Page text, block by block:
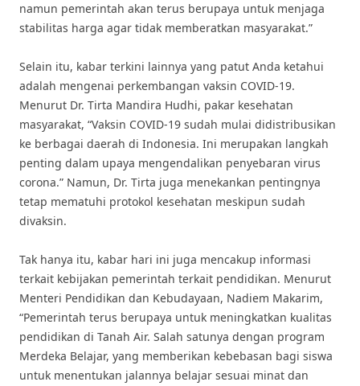
namun pemerintah akan terus berupaya untuk menjaga
stabilitas harga agar tidak memberatkan masyarakat.”
Selain itu, kabar terkini lainnya yang patut Anda ketahui
adalah mengenai perkembangan vaksin COVID-19.
Menurut Dr. Tirta Mandira Hudhi, pakar kesehatan
masyarakat, “Vaksin COVID-19 sudah mulai didistribusikan
ke berbagai daerah di Indonesia. Ini merupakan langkah
penting dalam upaya mengendalikan penyebaran virus
corona.” Namun, Dr. Tirta juga menekankan pentingnya
tetap mematuhi protokol kesehatan meskipun sudah
divaksin.
Tak hanya itu, kabar hari ini juga mencakup informasi
terkait kebijakan pemerintah terkait pendidikan. Menurut
Menteri Pendidikan dan Kebudayaan, Nadiem Makarim,
“Pemerintah terus berupaya untuk meningkatkan kualitas
pendidikan di Tanah Air. Salah satunya dengan program
Merdeka Belajar, yang memberikan kebebasan bagi siswa
untuk menentukan jalannya belajar sesuai minat dan